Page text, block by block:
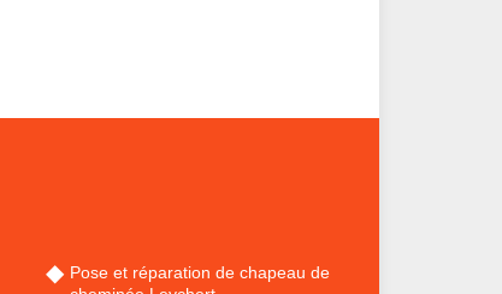
Pose et réparation de chapeau de